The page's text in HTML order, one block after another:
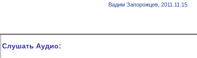
Вадим Запорожцев, 2011.11.15
Слушать Аудио: